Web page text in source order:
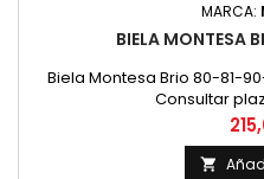
MARCA:
BIELA MONTESA
Biela Montesa Brio 80-81-
Consultar
